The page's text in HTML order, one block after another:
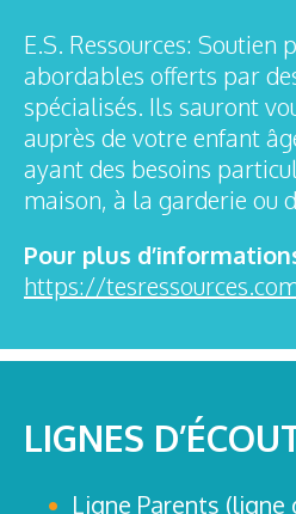
E.S. Ressources: Soutien
abordables offerts par
spécialisés. Ils sauront
auprès de votre enfant
ayant des besoins
maison, à la garderie ou
Pour plus
https://
LIGNES
Ligne Parents (ligne